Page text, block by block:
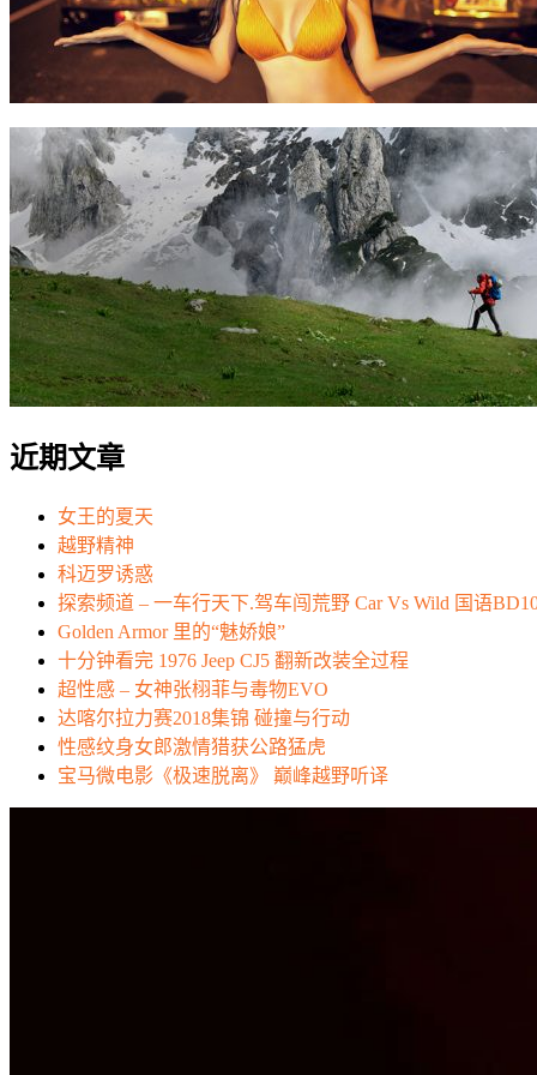
近期文章
女王的夏天
越野精神
科迈罗诱惑
探索频道 – 一车行天下.驾车闯荒野 Car Vs Wild 国语
Golden Armor 里的“魅娇娘”
十分钟看完 1976 Jeep CJ5 翻新改装全过程
超性感 – 女神张栩菲与毒物EVO
达喀尔拉力赛2018集锦 碰撞与行动
性感纹身女郎激情猎获公路猛虎
宝马微电影《极速脱离》 巅峰越野听译